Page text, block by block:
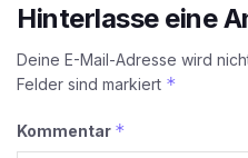
Hinterlasse eine
Deine E-Mail-Adresse wird
Felder sind markiert *
Kommentar *